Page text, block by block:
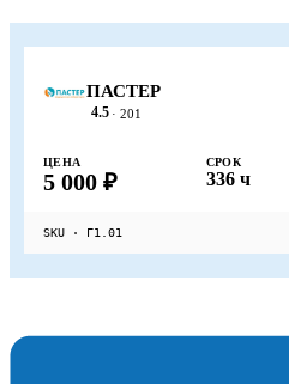
ПАСТЕР
4.5 · 201
ЦЕНА
5 000 ₽
СРОК
336 ч
SKU · Г1.01